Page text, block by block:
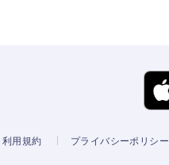
利用規約 プライバシーポリシー